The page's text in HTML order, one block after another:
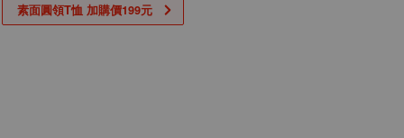
素面圓領T恤 加購價199元